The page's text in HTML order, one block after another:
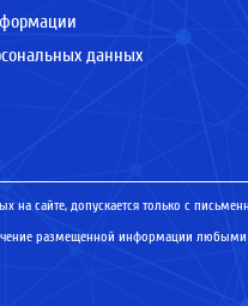
данных
на сайте, допускается только с
размещенной информации